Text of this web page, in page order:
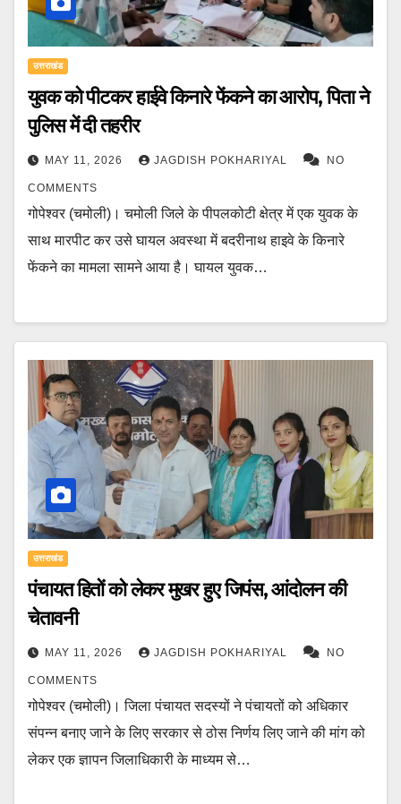
उत्तराखंड
युवक को पीटकर हाईवे किनारे फेंकने का आरोप, पिता ने
पुलिस में दी तहरीर
MAY 11, 2026 JAGDISH POKHARIYAL NO
COMMENTS
गोपेश्वर (चमोली)। चमोली जिले के पीपलकोटी क्षेत्र में एक युवक के
साथ मारपीट कर उसे घायल अवस्था में बदरीनाथ हाइवे के किनारे
फेंकने का मामला सामने आया है। घायल युवक…
उत्तराखंड
पंचायत हितों को लेकर मुखर हुए जिपंस, आंदोलन की
चेतावनी
MAY 11, 2026 JAGDISH POKHARIYAL NO
COMMENTS
गोपेश्वर (चमोली)। जिला पंचायत सदस्यों ने पंचायतों को अधिकार
संपन्न बनाए जाने के लिए सरकार से ठोस निर्णय लिए जाने की मांग को
लेकर एक ज्ञापन जिलाधिकारी के माध्यम से…